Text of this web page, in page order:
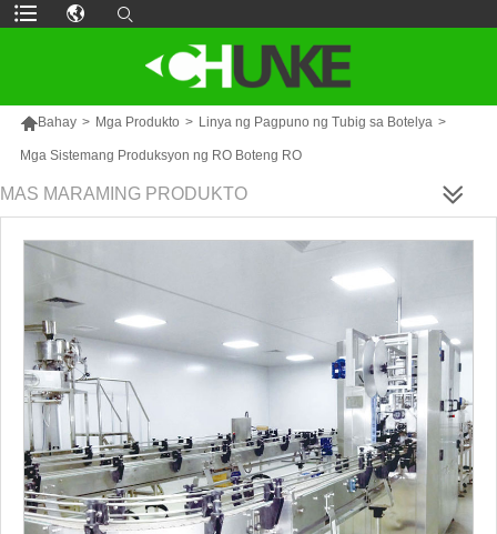
Bahay > Mga Produkto > Linya ng Pagpuno ng Tubig sa Botelya >
Mga Sistemang Produksyon ng RO Boteng RO
MAS MARAMING PRODUKTO